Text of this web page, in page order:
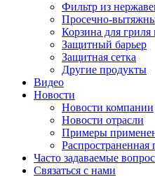
Фильтр из
Просечно-
Корзина для гриля
Защитный барьер
Защитная сетка
Другие продукты
Видео
Новости
Новости компании
Новости отрасли
Примеры
Распространенная
Часто задаваемые
Связаться с нами